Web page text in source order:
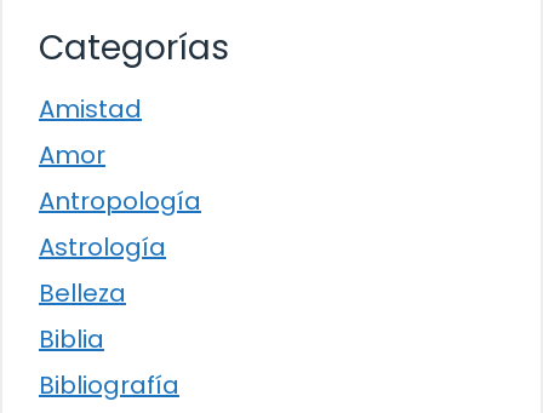
Categorías
Amistad
Amor
Antropología
Astrología
Belleza
Biblia
Bibliografía